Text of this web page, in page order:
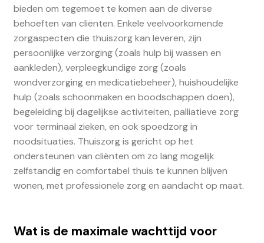
bieden om tegemoet te komen aan de diverse
behoeften van cliënten. Enkele veelvoorkomende
zorgaspecten die thuiszorg kan leveren, zijn
persoonlijke verzorging (zoals hulp bij wassen en
aankleden), verpleegkundige zorg (zoals
wondverzorging en medicatiebeheer), huishoudelijke
hulp (zoals schoonmaken en boodschappen doen),
begeleiding bij dagelijkse activiteiten, palliatieve zorg
voor terminaal zieken, en ook spoedzorg in
noodsituaties. Thuiszorg is gericht op het
ondersteunen van cliënten om zo lang mogelijk
zelfstandig en comfortabel thuis te kunnen blijven
wonen, met professionele zorg en aandacht op maat.
Wat is de maximale wachttijd voor